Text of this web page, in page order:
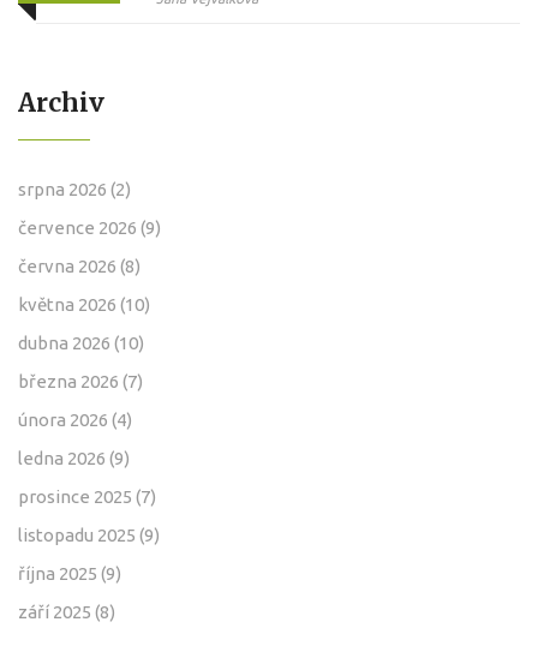
Archiv
srpna 2026 (2)
července 2026 (9)
června 2026 (8)
května 2026 (10)
dubna 2026 (10)
března 2026 (7)
února 2026 (4)
ledna 2026 (9)
prosince 2025 (7)
listopadu 2025 (9)
října 2025 (9)
září 2025 (8)